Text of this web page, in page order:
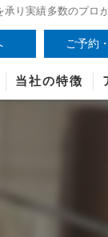
り実績多数のプロ
ご予約
当社の特徴